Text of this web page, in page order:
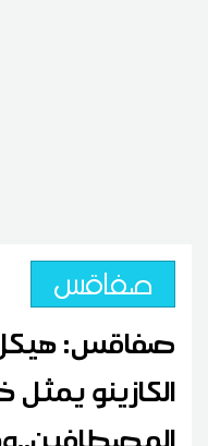
صفاقس
صفاقس:
الكازينو